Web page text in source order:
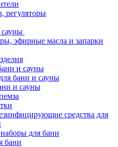
регуляторы
эфирные масла и запарки
и сауны
бани и сауны
и сауны
средства для
для бани
бани